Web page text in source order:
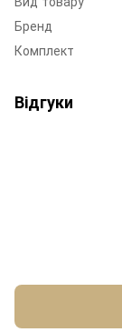
Бренд
Комплект
Відгуки